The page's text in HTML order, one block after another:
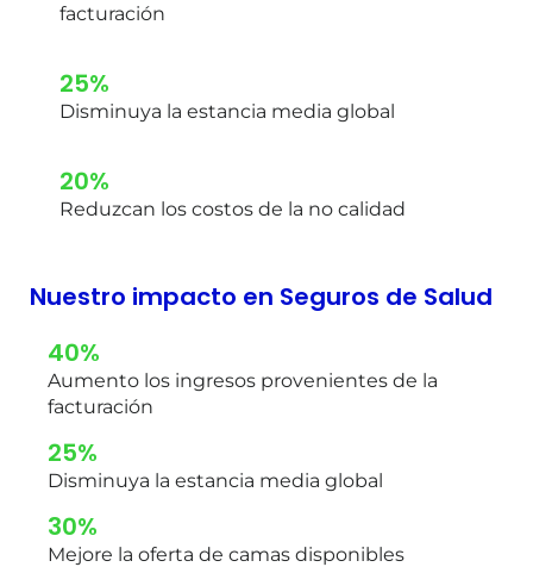
facturación
25%
Disminuya la estancia media global
20%
Reduzcan los costos de la no calidad
Nuestro impacto en Seguros de Salud
40%
Aumento los ingresos provenientes de la
facturación
25%
Disminuya la estancia media global
30%
Mejore la oferta de camas disponibles